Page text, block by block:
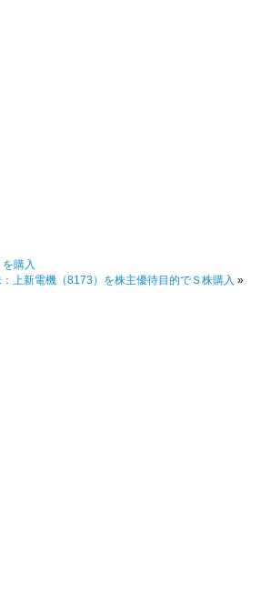
購入
：上新電機（8173）を株主優待目的でＳ株購入 »